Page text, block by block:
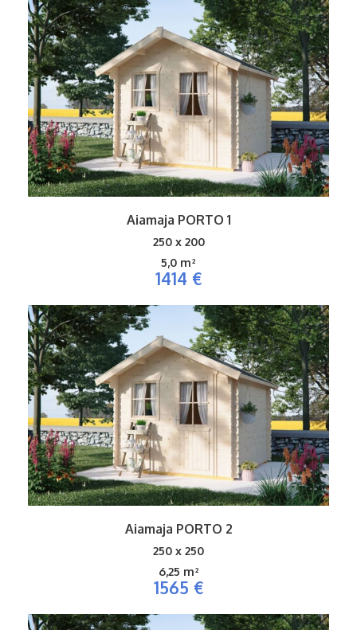
Aiamaja PORTO 1
250 x 200
5,0 m²
1414 €
Aiamaja PORTO 2
250 x 250
6,25 m²
1565 €